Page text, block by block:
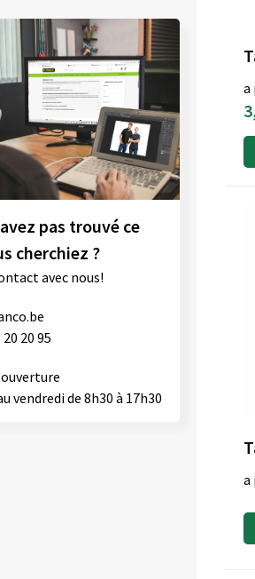
pas trouvé ce
cherchiez ?
avec nous!
20 95
vendredi de 8h30 à 17h30
a
a